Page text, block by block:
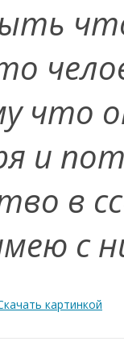
что
и
в
с
картинкой